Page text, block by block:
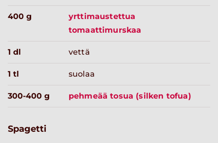
400 g
yrttimaustettua
tomaattimurskaa
1 dl vettä
1 tl suolaa
300-400 g pehmeää tosua (silken tofua)
Spagetti